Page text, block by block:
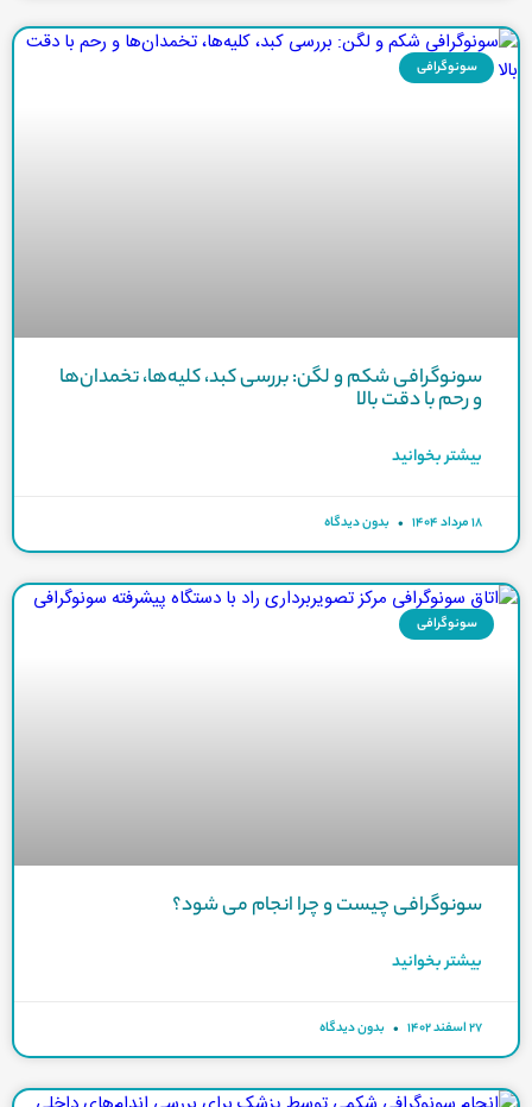
سونوگرافی
سونوگرافی شکم و لگن: بررسی کبد، کلیه‌ها، تخمدان‌ها
و رحم با دقت بالا
بیشتر بخوانید
۱۸ مرداد ۱۴۰۴ بدون دیدگاه
سونوگرافی
سونوگرافی چیست و چرا انجام می شود؟
بیشتر بخوانید
۲۷ اسفند ۱۴۰۲ بدون دیدگاه